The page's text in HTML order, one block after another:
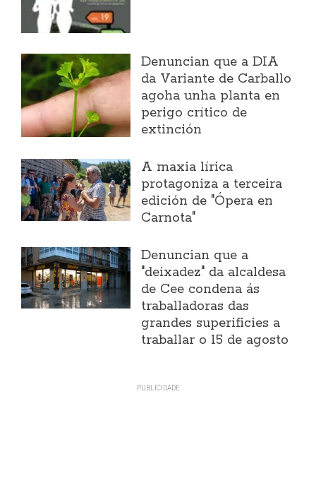
Denuncian que a DIA
da Variante de Carballo
agoha unha planta en
perigo crítico de
extinción
A maxia lírica
protagoniza a terceira
edición de "Ópera en
Carnota"
Denuncian que a
"deixadez" da alcaldesa
de Cee condena ás
traballadoras das
grandes superificies a
traballar o 15 de agosto